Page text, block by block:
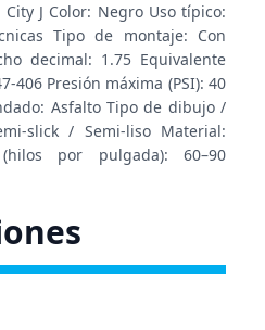
J Color: Negro Uso típico:
Tipo de montaje: Con
decimal: 1.75 Equivalente
406 Presión máxima (PSI): 40
Asfalto Tipo de dibujo /
slick / Semi-liso Material:
por pulgada): 60–90